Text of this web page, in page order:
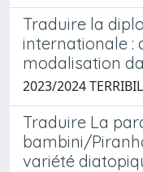
Traduire la
internationale :
modalisation
2023/2024
Traduire La
bambini/
variété